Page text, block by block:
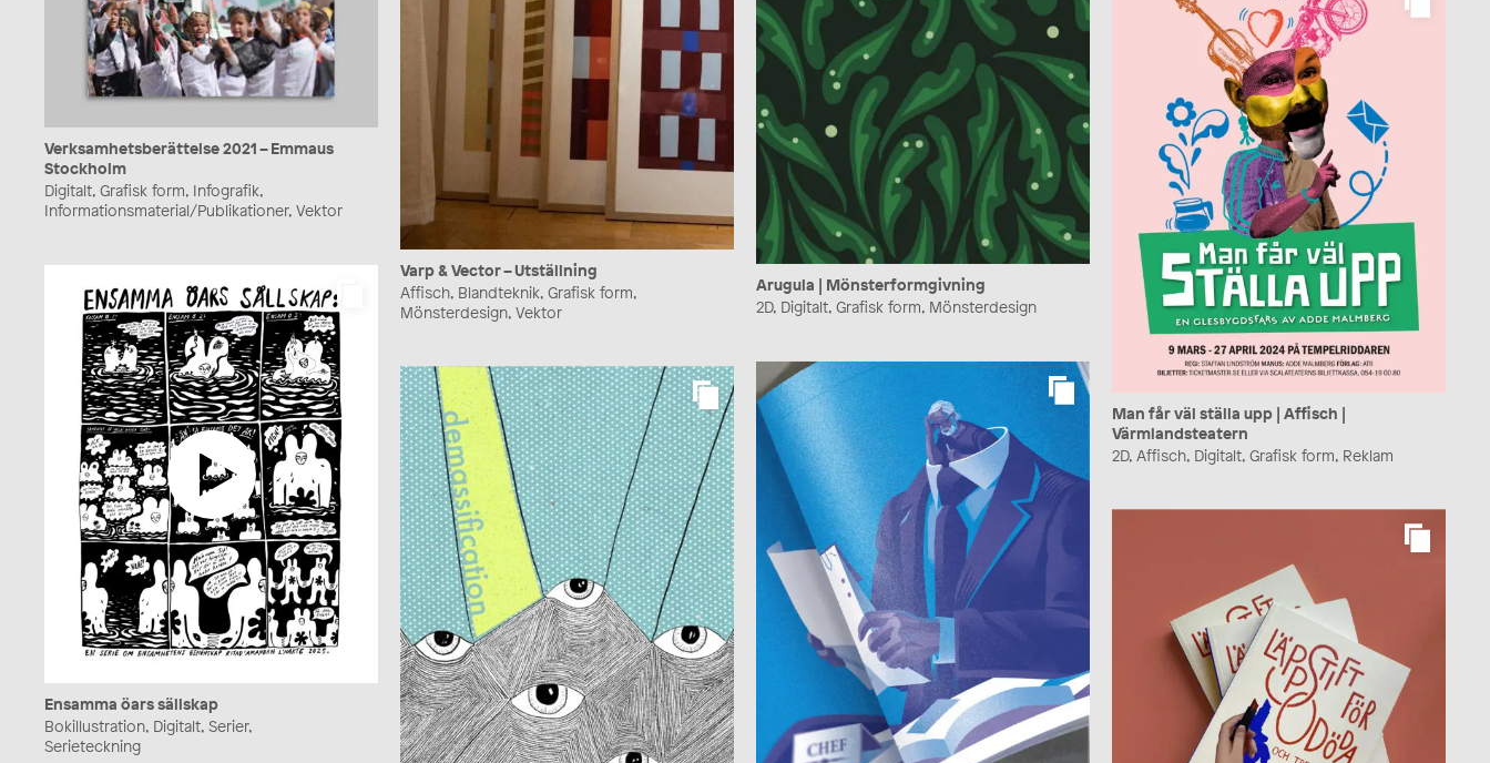
Varp & Vector – Utställning
Affisch, Blandteknik, Grafisk form,
Mönsterdesign, Vektor
Verksamhetsberättelse 2021 – Emmaus
Stockholm
Digitalt, Grafisk form, Infografik,
Informationsmaterial/Publikationer, Vektor
Arugula | Mönsterformgivning
2D, Digitalt, Grafisk form, Mönsterdesign
Man får väl ställa upp | Affisch |
Värmlandsteatern
2D, Affisch, Digitalt, Grafisk form, Reklam
Ensamma öars sällskap
Bokillustration, Digitalt, Serier,
Serieteckning